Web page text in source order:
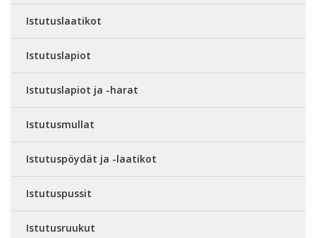
Istutuslaatikot
Istutuslapiot
Istutuslapiot ja -harat
Istutusmullat
Istutuspöydät ja -laatikot
Istutuspussit
Istutusruukut